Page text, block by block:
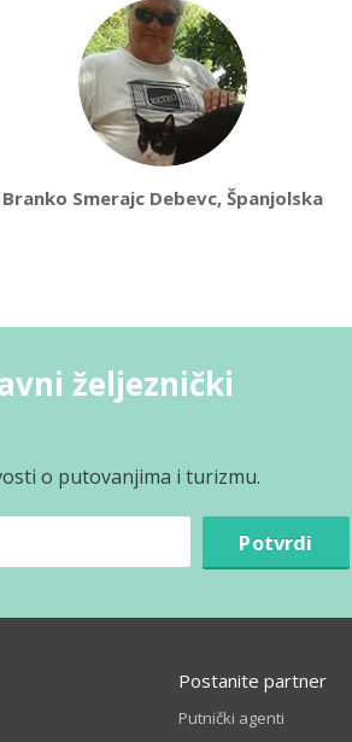
Branko Smerajc Debevc, Španjolska
željeznički
o putovanjima i turizmu.
Potvrdi
Postanite partner
Putnički agenti